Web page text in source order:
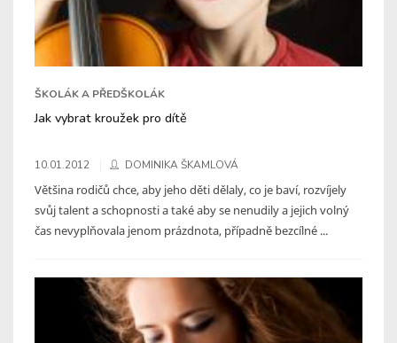
ŠKOLÁK A PŘEDŠKOLÁK
Jak vybrat kroužek pro dítě
10.01.2012 DOMINIKA ŠKAMLOVÁ
Většina rodičů chce, aby jeho děti dělaly, co je baví, rozvíjely
svůj talent a schopnosti a také aby se nenudily a jejich volný
čas nevyplňovala jenom prázdnota, případně bezcílné ...